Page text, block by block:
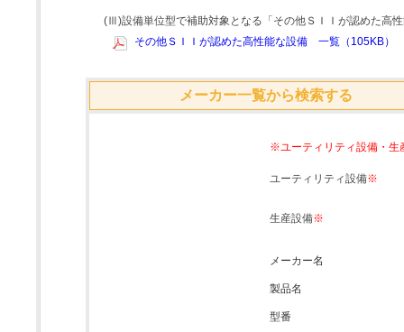
(Ⅲ)設備単位型で補助対象となる「その他ＳＩＩが認めた高
その他ＳＩＩが認めた高性能な設備 一覧（105KB）
メーカー一覧から検索する
※ユーティリティ設備・生
ユーティリティ設備※
生産設備※
メーカー名
製品名
型番